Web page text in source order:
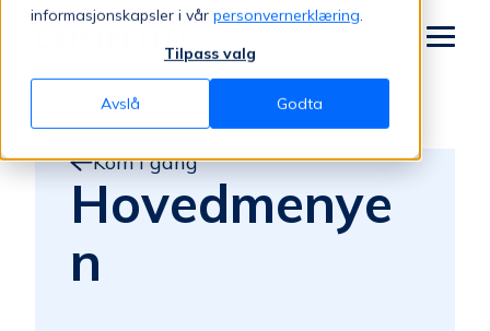
informasjonskapsler i vår personvernerklæring.
Tilpass valg
Godta
Avslå
Jump to content
Kom i gang
Hovedmenye
n